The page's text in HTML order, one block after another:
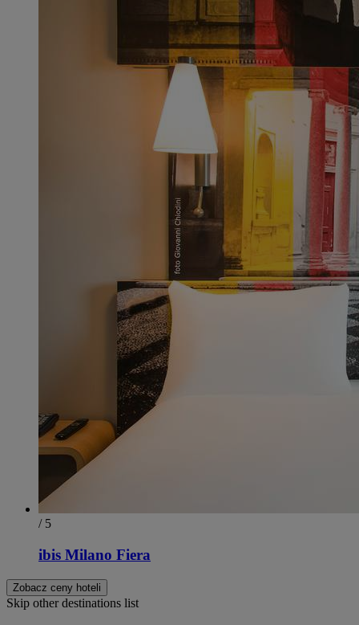
/ 5
ibis Milano Fiera
Zobacz ceny hoteli
Skip other destinations list